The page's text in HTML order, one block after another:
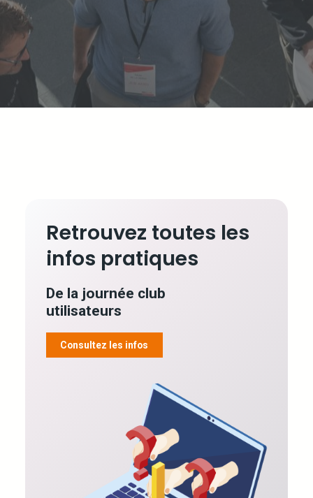
Retrouvez toutes les
infos pratiques
De la journée club
utilisateurs
Consultez les infos